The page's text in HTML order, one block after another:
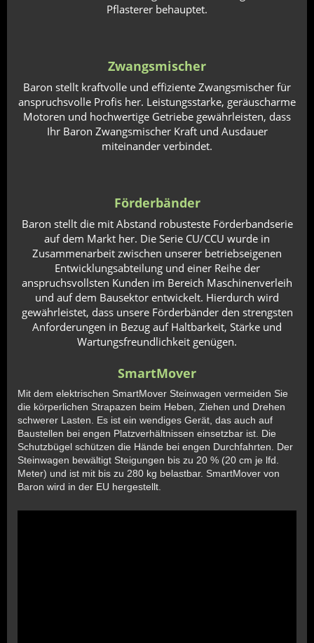
Pflasterer behauptet.
Zwangsmischer
Baron stellt kraftvolle und effiziente Zwangsmischer für
anspruchsvolle Profis her. Leistungsstarke, geräuscharme
Motoren und hochwertige Getriebe gewährleisten, dass
Ihr Baron Zwangsmischer Kraft und Ausdauer
miteinander verbindet.
Förderbänder
Baron stellt die mit Abstand robusteste Förderbandserie
auf dem Markt her. Die Serie CU/CCU wurde in
Zusammenarbeit zwischen unserer betriebseigenen
Entwicklungsabteilung und einer Reihe der
anspruchsvollsten Kunden im Bereich Maschinenverleih
und auf dem Bausektor entwickelt. Hierdurch wird
gewährleistet, dass unsere Förderbänder den strengsten
Anforderungen in Bezug auf Haltbarkeit, Stärke und
Wartungsfreundlichkeit genügen.
SmartMover
Mit dem elektrischen SmartMover Steinwagen vermeiden Sie
die körperlichen Strapazen beim Heben, Ziehen und Drehen
schwerer Lasten. Es ist ein wendiges Gerät, das auch auf
Baustellen bei engen Platzverhältnissen einsetzbar ist. Die
Schutzbügel schützen die Hände bei engen Durchfahrten. Der
Steinwagen bewältigt Steigungen bis zu 20 % (20 cm je lfd.
Meter) und ist mit bis zu 280 kg belastbar. SmartMover von
Baron wird in der EU hergestellt.